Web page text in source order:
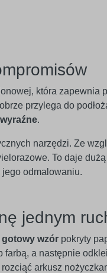
która zapewnia
przylega do
.
narzędzi. Ze
To daje
odmalowaniu.
jednym
wzór pokryty
a następnie
arkusz